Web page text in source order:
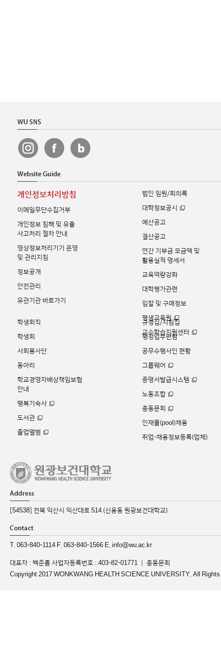
개인정보처리방침
이메일무단수집거부
개인정보 침해 및 유출
사고처리 절차 안내
영상정보처리기기 운영
및 관리지침
정보공개
안전관리
유관기관 바로가기
법인 임원/회의록
대학정보공시
예산공고
결산공고
연간 기부금 모금액 및
활용실적 명세서
교육역량강화
대학평가관련
입찰 및 구매정보
평생교육원
교수학습지원센터
학생회칙
학생회
사회봉사단
동아리
학교경영자배상책임보험
안내
행복기숙사
도서관
졸업앨범
규정집/지침집
행정업무편람
공무수행사인 현황
그룹웨어
증명서발급시스템
노동조합
총동문회
인재풀(pool)채용
취업-채용정보등록(업체)
[54538] 전북 익산시 익산대로 514 (신용동 원광보건대학교)
T. 063-840-1114 F. 063-840-1566 E. info@wu.ac.kr
대표자 : 백준흠 사업자등록번호 : 403-82-01771 ｜ 총동문회
Copyright 2017 WONKWANG HEALTH SCIENCE UNIVERSITY. All